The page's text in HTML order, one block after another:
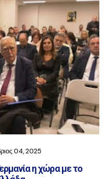
04, 2025
η χώρα με το